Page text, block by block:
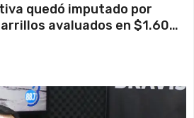
quedó imputado por
avaluados en $1.600